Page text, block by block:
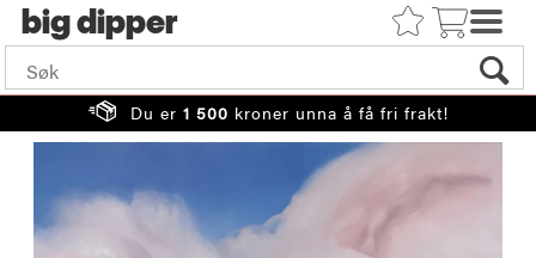
big
Du er 1 500 kroner unna å få fri frakt!